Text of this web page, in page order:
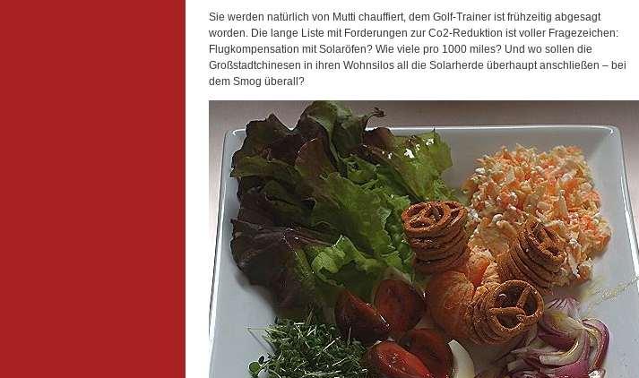
Sie werden natürlich von Mutti chauffiert, dem Golf-Trainer ist frühzeitig abgesagt
worden. Die lange Liste mit Forderungen zur Co2-Reduktion ist voller Fragezeichen:
Flugkompensation mit Solaröfen? Wie viele pro 1000 miles? Und wo sollen die
Großstadtchinesen in ihren Wohnsilos all die Solarherde überhaupt anschließen – bei
dem Smog überall?